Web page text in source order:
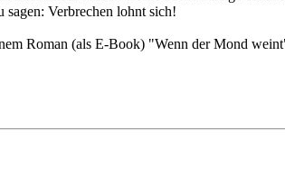
sagen: Verbrechen lohnt sich!
Roman (als E-Book) "Wenn der Mond